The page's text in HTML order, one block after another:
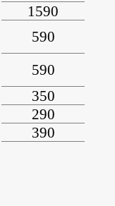
1590
590
590
350
290
390